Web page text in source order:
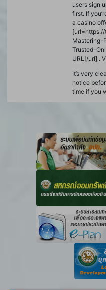
users sign
first. If
a casino
Mastering-
Trusted-
URL[/url] .
It’s very
notice
time if you